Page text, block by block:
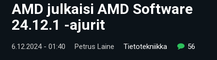
UUTISET
AMD julkaisi AMD Software
24.12.1 -ajurit
6.12.2024 - 01:40 Petrus Laine Tietotekniikka 56